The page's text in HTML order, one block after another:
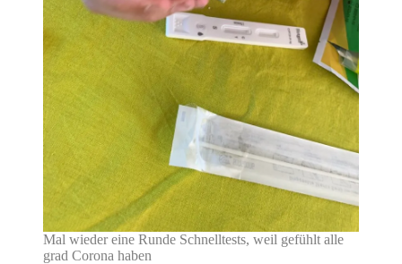
Mal wieder eine Runde Schnelltests, weil gefühlt alle
grad Corona haben